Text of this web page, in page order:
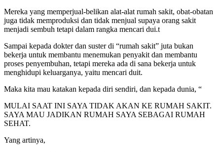
Mereka yang memperjual-belikan alat-alat rumah sakit, obat-obatan
juga tidak memproduksi dan tidak menjual supaya orang sakit
menjadi sembuh tetapi dalam rangka mencari dui.t
Sampai kepada dokter dan suster di “rumah sakit” juta bukan
bekerja untuk membantu menemukan penyakit dan membantu
proses penyembuhan, tetapi mereka ada di sana bekerja untuk
menghidupi keluarganya, yaitu mencari duit.
Maka kita mau katakan kepada diri sendiri, dan kepada dunia, “
MULAI SAAT INI SAYA TIDAK AKAN KE RUMAH SAKIT.
SAYA MAU JADIKAN RUMAH SAYA SEBAGAI RUMAH
SEHAT.
Yang artinya,